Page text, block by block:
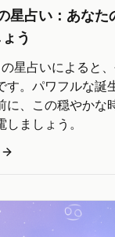
星占い：あなた
う
星占いによると
す。パワフルな誕
に、この穏やかな
ましょう。